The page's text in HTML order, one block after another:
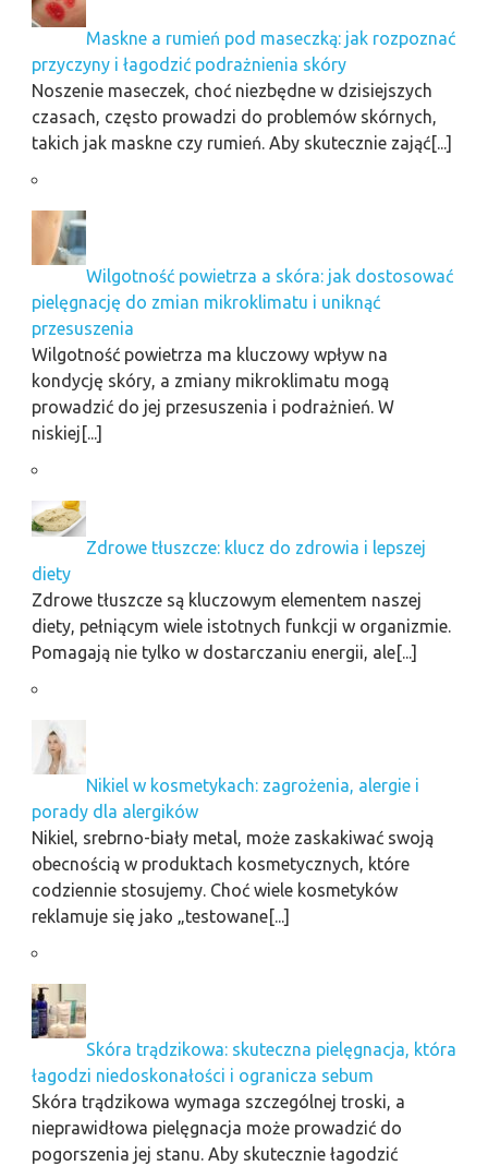
Maskne a rumień pod maseczką: jak rozpoznać
przyczyny i łagodzić podrażnienia skóry
Noszenie maseczek, choć niezbędne w dzisiejszych
czasach, często prowadzi do problemów skórnych,
takich jak maskne czy rumień. Aby skutecznie zająć[...]
Wilgotność powietrza a skóra: jak dostosować
pielęgnację do zmian mikroklimatu i uniknąć
przesuszenia
Wilgotność powietrza ma kluczowy wpływ na
kondycję skóry, a zmiany mikroklimatu mogą
prowadzić do jej przesuszenia i podrażnień. W
niskiej[...]
Zdrowe tłuszcze: klucz do zdrowia i lepszej
diety
Zdrowe tłuszcze są kluczowym elementem naszej
diety, pełniącym wiele istotnych funkcji w organizmie.
Pomagają nie tylko w dostarczaniu energii, ale[...]
Nikiel w kosmetykach: zagrożenia, alergie i
porady dla alergików
Nikiel, srebrno-biały metal, może zaskakiwać swoją
obecnością w produktach kosmetycznych, które
codziennie stosujemy. Choć wiele kosmetyków
reklamuje się jako „testowane[...]
Skóra trądzikowa: skuteczna pielęgnacja, która
łagodzi niedoskonałości i ogranicza sebum
Skóra trądzikowa wymaga szczególnej troski, a
nieprawidłowa pielęgnacja może prowadzić do
pogorszenia jej stanu. Aby skutecznie łagodzić